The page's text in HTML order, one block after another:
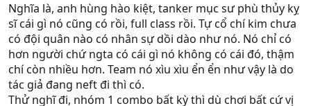
Nghĩa là, anh hùng hào kiệt, tanker mục sư phù thủy kỵ
sĩ cái gì nó cũng có rồi, full class rồi. Tự cổ chí kim chưa
có đội quân nào có nhân sự dồi dào như nó. Nó chỉ có
hơn người chứ ngta có cái gì nó không có cái đó, thậm
chí còn nhiều hơn. Team nó xìu xìu ển ển như vậy là do
tác giả đang neft đi thì có.
Thử nghĩ đi, nhóm 1 combo bất kỳ thì dù chơi bất cứ vị